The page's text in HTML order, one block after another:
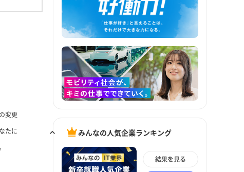
変更
たに
みんなの人気企業ランキング
結果を見る